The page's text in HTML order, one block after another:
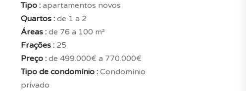
Tipo :apartamentos novos
Quartos :de 1 a 2
Áreas :de 76 a 100 m²
Frações :25
Preço :de 499.000€ a 770.000€
Tipo de condomínio :Condomínio
privado